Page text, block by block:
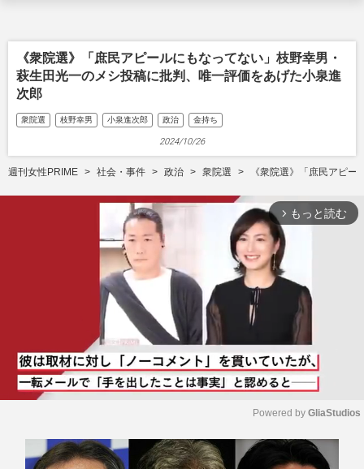
《衆院選》「庶民アピールにもなってない」枝野幸男・
萩生田光一のメシ投稿に批判、唯一評価をあげた小泉進
次郎
衆院選 枝野幸男 小泉進次郎 政治 金持ち
2024/10/26
週刊女性PRIME 社会・事件 政治 衆院選 《衆院選》「庶民アピ
arrow_forward_ios もっと読む
M
u
Powered by GliaStudios